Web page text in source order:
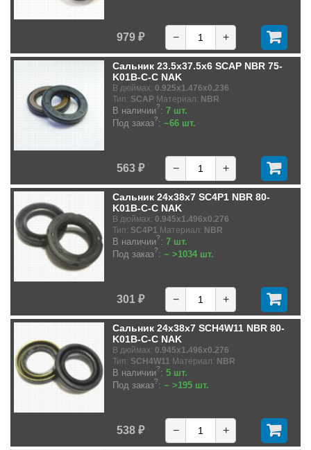
979 ₽ − +
Сальник 23.5x37.5x6 SCAP NBR 75-
K01B-C-C NAK
В дюймах: 0.925x1.476x0.236
Тип: SCAP Материал: NBR
В наличии?: 7 шт.
Под заказ?: ~66 шт.
563 ₽ − +
Сальник 24x38x7 SC4P1 NBR 80-
K01B-C-C NAK
В дюймах: 0.945x1.496x0.276
Тип: SC4P1 Материал: NBR
В наличии?: 7 шт.
Под заказ?: ~ >1034 шт.
301 ₽ − +
Сальник 24x38x7 SCH4W11 NBR 80-
K01B-C-C NAK
В дюймах: 0.945x1.496x0.276
Тип: SCH4W11 Материал: NBR
В наличии?: 5 шт.
Под заказ?: ~ >195 шт.
538 ₽ − +